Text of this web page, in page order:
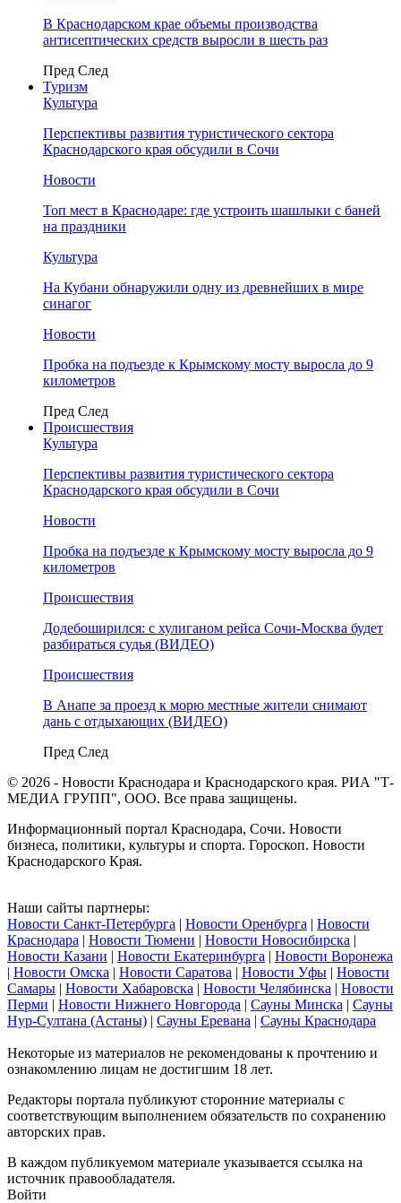
В Краснодарском крае объемы производства
антисептических средств выросли в шесть раз
Пред След
Туризм
Культура
Перспективы развития туристического сектора
Краснодарского края обсудили в Сочи
Новости
Топ мест в Краснодаре: где устроить шашлыки с баней
на праздники
Культура
На Кубани обнаружили одну из древнейших в мире
синагог
Новости
Пробка на подъезде к Крымскому мосту выросла до 9
километров
Пред След
Происшествия
Культура
Перспективы развития туристического сектора
Краснодарского края обсудили в Сочи
Новости
Пробка на подъезде к Крымскому мосту выросла до 9
километров
Происшествия
Додебоширился: с хулиганом рейса Сочи-Москва будет
разбираться судья (ВИДЕО)
Происшествия
В Анапе за проезд к морю местные жители снимают
дань с отдыхающих (ВИДЕО)
Пред След
© 2026 - Новости Краснодара и Краснодарского края. РИА "Т-
МЕДИА ГРУПП", ООО. Все права защищены.
Информационный портал Краснодара, Сочи. Новости
бизнеса, политики, культуры и спорта. Гороскоп. Новости
Краснодарского Края.
Наши сайты партнеры:
Новости Санкт-Петербурга | Новости Оренбурга | Новости
Краснодара | Новости Тюмени | Новости Новосибирска |
Новости Казани | Новости Екатеринбурга | Новости Воронежа
| Новости Омска | Новости Саратова | Новости Уфы | Новости
Самары | Новости Хабаровска | Новости Челябинска | Новости
Перми | Новости Нижнего Новгорода | Сауны Минска | Сауны
Нур-Султана (Астаны) | Сауны Еревана | Сауны Краснодара
Некоторые из материалов не рекомендованы к прочтению и
ознакомлению лицам не достигшим 18 лет.
Редакторы портала публикуют сторонние материалы с
соответствующим выполнением обязательств по сохранению
авторских прав.
В каждом публикуемом материале указывается ссылка на
источник правообладателя.
Войти